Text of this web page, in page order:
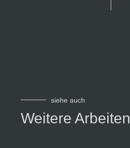
siehe auch
Weitere Arbeiten